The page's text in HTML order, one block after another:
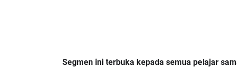
Segmen ini terbuka kepada semua pelajar
Tingkatan 4